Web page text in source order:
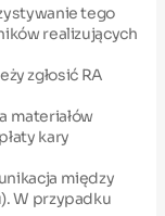
tego
realizujących
zgłosić RA
materiałów
kary
między
W przypadku